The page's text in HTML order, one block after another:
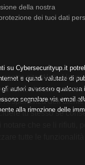
della nostra
dei tuoi dati
su Cybersecurityup.it
e quindi valutate di
autori avessero qualcosa
segnalare via email
alla rimozione delle
sito Web. Alcuni
del sito, mentre
l'esperienza dell'utente
tu stesso se
notare che se li rifiuti,